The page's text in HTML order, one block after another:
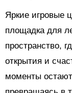
Яркие игровые
площадка для
пространство,
открытия и
моменты